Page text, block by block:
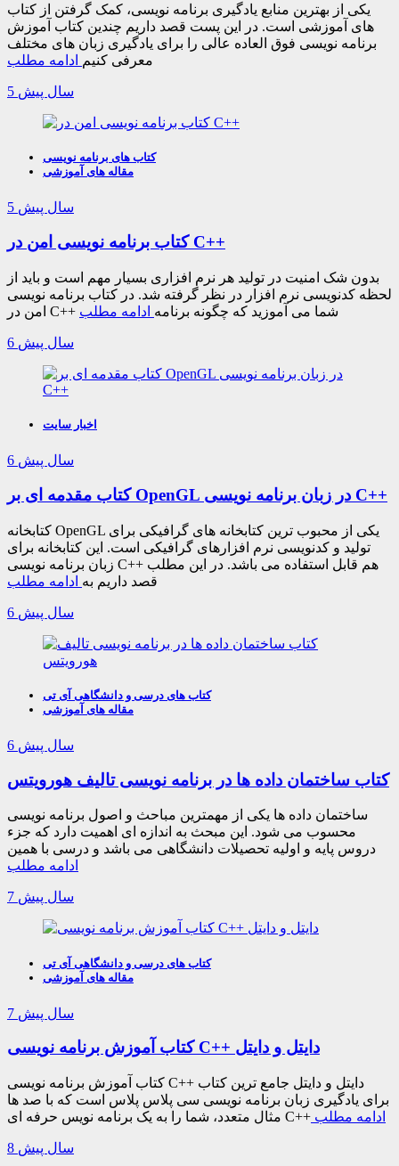
یکی از بهترین منابع یادگیری برنامه نویسی، کمک گرفتن از کتاب
های آموزشی است. در این پست قصد داریم چندین کتاب آموزش
برنامه نویسی فوق العاده عالی را برای یادگیری زبان های مختلف
معرفی کنیم ادامه مطلب
5 سال پیش
کتاب های برنامه نویسی
مقاله های آموزشی
5 سال پیش
کتاب برنامه نویسی امن در C++
بدون شک امنیت در تولید هر نرم افزاری بسیار مهم است و باید از
لحظه کدنویسی نرم افزار در نظر گرفته شد. در کتاب برنامه نویسی
امن در C++ شما می آموزید که چگونه برنامه ادامه مطلب
6 سال پیش
اخبار سایت
6 سال پیش
کتاب مقدمه ای بر OpenGL در زبان برنامه نویسی C++
کتابخانه OpenGL یکی از محبوب ترین کتابخانه های گرافیکی برای
تولید و کدنویسی نرم افزارهای گرافیکی است. این کتابخانه برای
زبان برنامه نویسی C++ هم قابل استفاده می باشد. در این مطلب
قصد داریم به ادامه مطلب
6 سال پیش
کتاب های درسی و دانشگاهی آی تی
مقاله های آموزشی
6 سال پیش
کتاب ساختمان داده ها در برنامه نویسی تالیف هورویتس
ساختمان داده ها یکی از مهمترین مباحث و اصول برنامه نویسی
محسوب می شود. این مبحث به اندازه ای اهمیت دارد که جزء
دروس پایه و اولیه تحصیلات دانشگاهی می باشد و درسی با همین
ادامه مطلب
7 سال پیش
کتاب های درسی و دانشگاهی آی تی
مقاله های آموزشی
7 سال پیش
کتاب آموزش برنامه نویسی C++ دایتل و دایتل
کتاب آموزش برنامه نویسی C++ دایتل و دایتل جامع ترین کتاب
برای یادگیری زبان برنامه نویسی سی پلاس پلاس است که با صد ها
مثال متعدد، شما را به یک برنامه نویس حرفه ای C++ ادامه مطلب
8 سال پیش